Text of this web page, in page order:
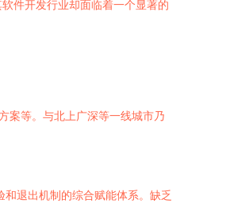
件开发行业却面临着一个显著的
案等。与北上广深等一线城市乃
退出机制的综合赋能体系。缺乏